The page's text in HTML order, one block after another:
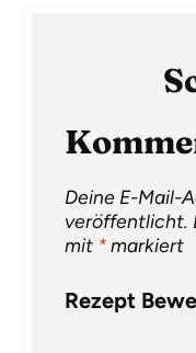
Deine E-Mail-
veröffentlicht.
mit *markiert
Rezept